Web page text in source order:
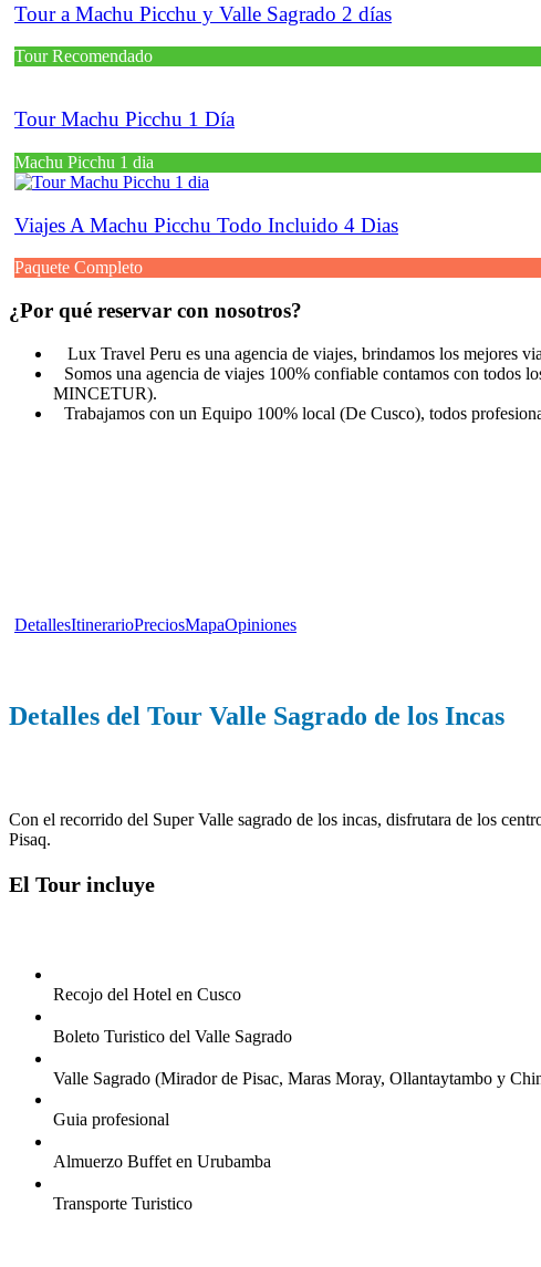
Tour a Machu Picchu y Valle Sagrado 2 días
Tour Recomendado
Tour Machu Picchu 1 Día
Machu Picchu 1 dia
Viajes A Machu Picchu Todo Incluido 4 Dias
Paquete Completo
¿Por qué reservar con nosotros?
Lux Travel Peru es una agencia de viajes, brindamos los mejores
Somos una agencia de viajes 100% confiable contamos con
MINCETUR).
Trabajamos con un Equipo 100% local (De Cusco), todos
DetallesItinerarioPreciosMapaOpiniones
Detalles del Tour Valle Sagrado de los Incas
Con el recorrido del Super Valle sagrado de los incas, disfrutara de los
Pisaq.
El Tour incluye
Recojo del Hotel en Cusco
Boleto Turistico del Valle Sagrado
Valle Sagrado (Mirador de Pisac, Maras Moray, Ollantaytambo y
Guia profesional
Almuerzo Buffet en Urubamba
Transporte Turistico